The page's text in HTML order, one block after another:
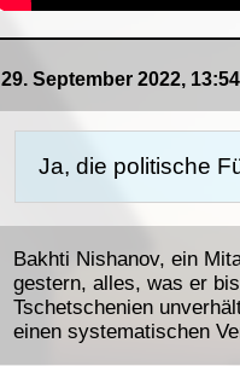
29. September 2022,
Ja, die politische
Bakhti Nishanov, ein
gestern, alles, was er
Tschetschenien
einen systematischen